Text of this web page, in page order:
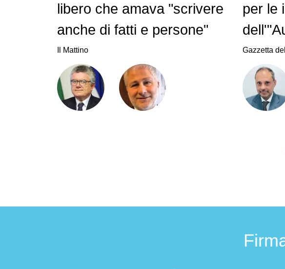
libero che amava "scrivere
anche di fatti e persone"
Il Mattino
per le
Gazzetta